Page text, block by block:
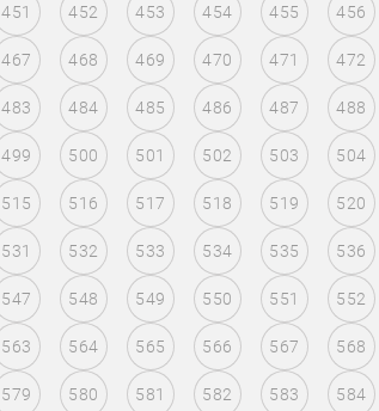
451 452 453 454 455 456
467 468 469 470 471 472
483 484 485 486 487 488
499 500 501 502 503 504
515 516 517 518 519 520
531 532 533 534 535 536
547 548 549 550 551 552
563 564 565 566 567 568
579 580 581 582 583 584